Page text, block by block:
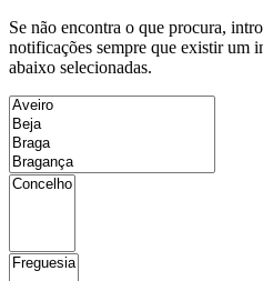
Se não encontra o que procura,
notificações sempre que existir um
abaixo selecionadas.